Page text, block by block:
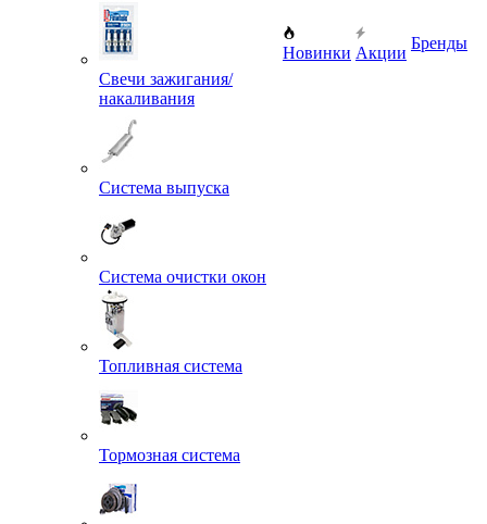
Свечи зажигания/
накаливания
Система выпуска
Система очистки окон
Топливная система
Тормозная система